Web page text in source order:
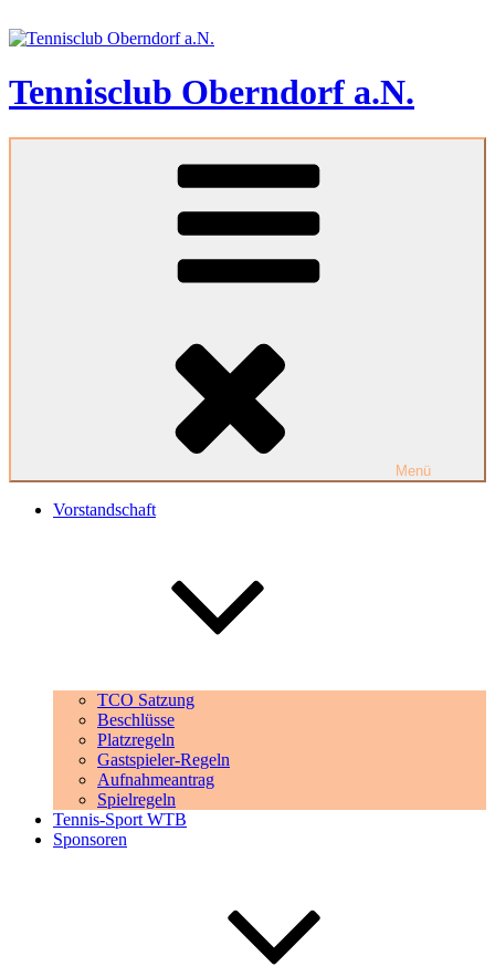
Inhalt
Tennisclub Oberndorf a.N.
Menü
Vorstandschaft
TCO Satzung
Beschlüsse
Platzregeln
Gastspieler-Regeln
Aufnahmeantrag
Spielregeln
Tennis-Sport WTB
Sponsoren